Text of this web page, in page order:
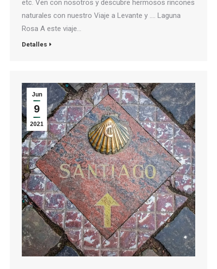
etc. Ven con nosotros y descubre hermosos rincones
naturales con nuestro Viaje a Levante y …. Laguna
Rosa A este viaje…
Detalles
Jun
9
2021